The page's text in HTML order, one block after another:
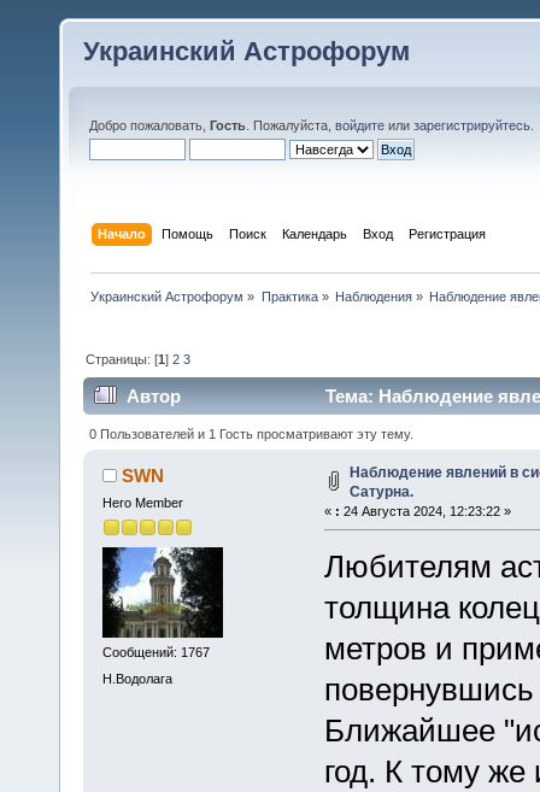
Украинский Астрофорум
Добро пожаловать, Гость . Пожалуйста, войдите или зарегистрируйтесь
Начало Помощь Поиск Календарь Вход Регистрация
Украинский Астрофорум » Практика» Наблюдения» Наблюдение
Страницы: [1]2 3
Автор Тема: Наблюдение
0 Пользователей и 1 Гость просматривают эту тему.
SWN
Hero Member
Сообщений: 1767
Н.Водолага
Наблюдение явлений в
Сатурна.
« : 24 Августа 2024, 12:23:22 »
Любителям
толщина
метров и
Ближайшее
год. К тому же